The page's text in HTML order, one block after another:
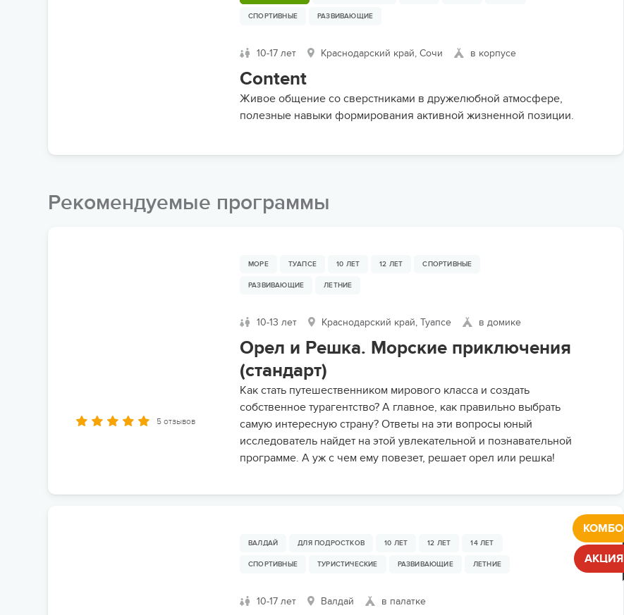
СПОРТИВНЫЕ РАЗВИВАЮЩИЕ
10-17 лет Краснодарский край, Сочи в корпусе
Content
Живое общение со сверстниками в дружелюбной атмосфере,
полезные навыки формирования активной жизненной позиции.
Рекомендуемые программы
5 отзывов
МОРЕ ТУАПСЕ 10 ЛЕТ 12 ЛЕТ СПОРТИВНЫЕ
РАЗВИВАЮЩИЕ ЛЕТНИЕ
10-13 лет Краснодарский край, Туапсе в домике
Орел и Решка. Морские приключения
(стандарт)
Как стать путешественником мирового класса и создать
собственное турагентство? А главное, как правильно выбрать
самую интересную страну? Ответы на эти вопросы юный
исследователь найдет на этой увлекательной и познавательной
программе. А уж с чем ему повезет, решает орел или решка!
ВАЛДАЙ ДЛЯ ПОДРОСТКОВ 10 ЛЕТ 12 ЛЕТ 14 ЛЕТ
СПОРТИВНЫЕ ТУРИСТИЧЕСКИЕ РАЗВИВАЮЩИЕ ЛЕТНИЕ
10-17 лет Валдай в палатке
КОМБО
АКЦИЯ